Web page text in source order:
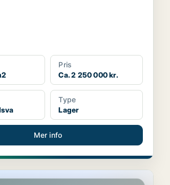
Pris
Ca. 2 250 000 kr.
Type
Lager
Mer info